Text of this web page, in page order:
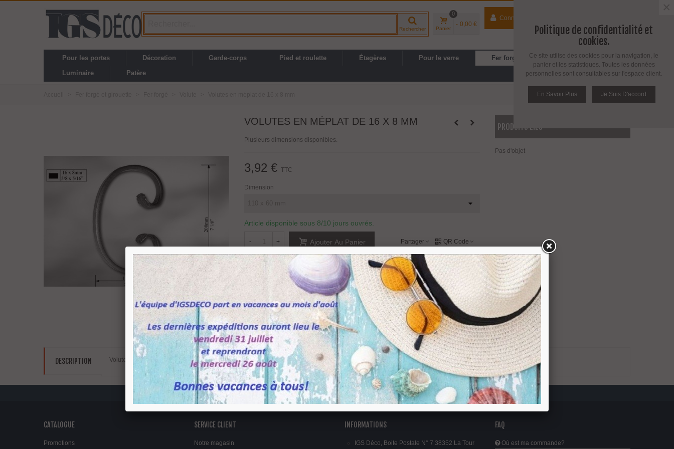
Rechercher Panier
0
- 0,00 €
Connecter
Espace PRO / Avantages PRO
Pour les portes Décoration Garde-corps Pied et roulette Étagères Pour le verre Fer forgé
Cuisine, SDB
Luminaire
Patère
VOLUTES EN MÉPLAT DE 16 X 8 MM
Plusieurs dimensions disponibles.
3,92 € TTC
Dimension
Article disponible sous 8/10 jours ouvrés.
- + Ajouter Au Panier Partager QR Code
Référence: C1104
Aimer Ajouter À La Liste De Souhaits
PRODUITS LIÉS
Pas d'objet
DESCRIPTION Volutes forgées à chaud avec une gravure sur les faces.
CATALOGUE
Promotions
SERVICE CLIENT
Notre magasin
INFORMATIONS
IGS Déco, Boite Postale N° 7 38352 La Tour
FAQ
Où est ma commande?
Politique de confidentialité et
cookies.
Ce site utilise des cookies pour la navigation, le
panier et les statistiques. Toutes les données
personnelles sont consultables sur l'espace client.
En Savoir Plus Je Suis D'accord